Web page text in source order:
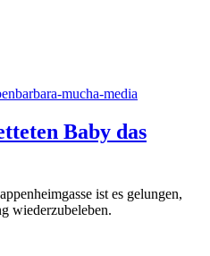
Baby das
ist es gelungen,
wiederzubeleben.